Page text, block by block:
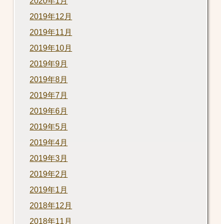
2019年12月
2019年11月
2019年10月
2019年9月
2019年8月
2019年7月
2019年6月
2019年5月
2019年4月
2019年3月
2019年2月
2019年1月
2018年12月
2018年11月